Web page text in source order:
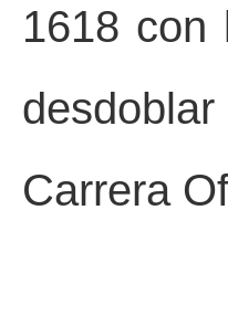
1618 con
Carrera